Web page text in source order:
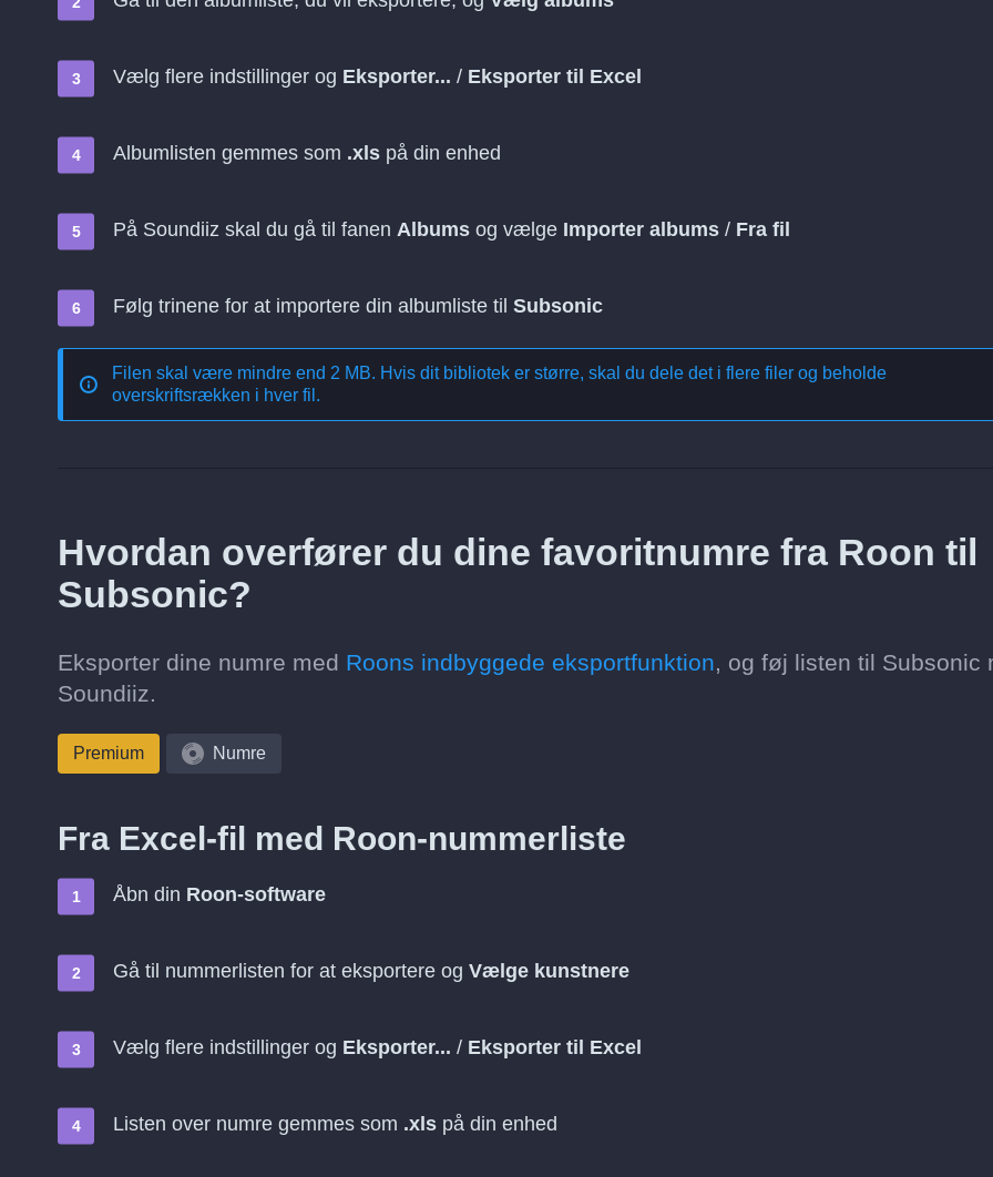
Vælg flere indstillinger og Eksporter... / Eksporter til Excel
Albumlisten gemmes som .xls på din enhed
På Soundiiz skal du gå til fanen Albums og vælge Importer albums / Fra fil
Følg trinene for at importere din albumliste til Subsonic
Filen skal være mindre end 2 MB. Hvis dit bibliotek er større, skal du dele det i flere filer og beholde
overskriftsrækken i hver fil.
Hvordan overfører du dine favoritnumre fra Roon til
Subsonic?
Eksporter dine numre med Roons indbyggede eksportfunktion, og føj listen til Subsonic
Soundiiz.
Premium Numre
Fra Excel-fil med Roon-nummerliste
Åbn din Roon-software
Gå til nummerlisten for at eksportere og Vælge kunstnere
Vælg flere indstillinger og Eksporter... / Eksporter til Excel
Listen over numre gemmes som .xls på din enhed